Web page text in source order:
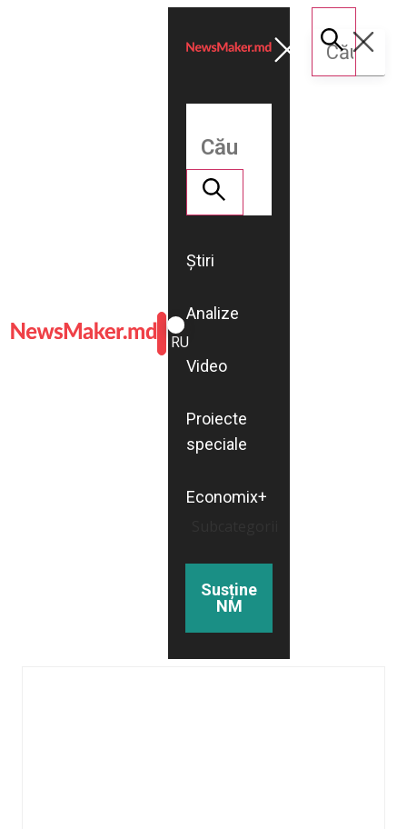
ROMÂNĂ
RU
Știri
Analize
Video
Proiecte
speciale
Economix+
Susține
NM